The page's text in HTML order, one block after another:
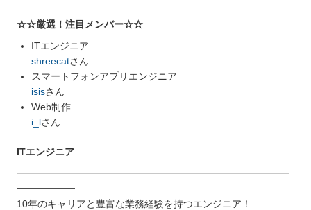
☆☆厳選！注目メンバー☆☆
ITエンジニア
shreecatさん
スマートフォンアプリエンジニア
isisさん
Web制作
i_lさん
ITエンジニア
━━━━━━━━━━━━━━━━━━━━━━━━━━━━
━━━━━━
10年のキャリアと豊富な業務経験を持つエンジニア！